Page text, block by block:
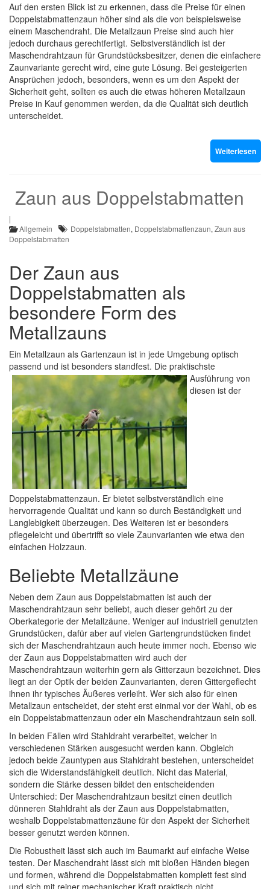
Auf den ersten Blick ist zu erkennen, dass die Preise für einen
Doppelstabmattenzaun höher sind als die von beispielsweise
einem Maschendraht. Die Metallzaun Preise sind auch hier
jedoch durchaus gerechtfertigt. Selbstverständlich ist der
Maschendrahtzaun für Grundstücksbesitzer, denen die einfachere
Zaunvariante gerecht wird, eine gute Lösung. Bei gesteigerten
Ansprüchen jedoch, besonders, wenn es um den Aspekt der
Sicherheit geht, sollten es auch die etwas höheren Metallzaun
Preise in Kauf genommen werden, da die Qualität sich deutlich
unterscheidet.
Weiterlesen
Zaun aus Doppelstabmatten
|
Allgemein
Doppelstabmatten, Doppelstabmattenzaun, Zaun aus
Doppelstabmatten
Der Zaun aus
Doppelstabmatten als
besondere Form des
Metallzauns
Ein Metallzaun als Gartenzaun ist in jede Umgebung optisch
passend und ist besonders standfest. Die praktischste
Ausführung von
diesen ist der
Doppelstabmattenzaun. Er bietet selbstverständlich eine
hervorragende Qualität und kann so durch Beständigkeit und
Langlebigkeit überzeugen. Des Weiteren ist er besonders
pflegeleicht und übertrifft so viele Zaunvarianten wie etwa den
einfachen Holzzaun.
Beliebte Metallzäune
Neben dem Zaun aus Doppelstabmatten ist auch der
Maschendrahtzaun sehr beliebt, auch dieser gehört zu der
Oberkategorie der Metallzäune. Weniger auf industriell genutzten
Grundstücken, dafür aber auf vielen Gartengrundstücken findet
sich der Maschendrahtzaun auch heute immer noch. Ebenso wie
der Zaun aus Doppelstabmatten wird auch der
Maschendrahtzaun weiterhin gern als Gitterzaun bezeichnet. Dies
liegt an der Optik der beiden Zaunvarianten, deren Gittergeflecht
ihnen ihr typisches Äußeres verleiht. Wer sich also für einen
Metallzaun entscheidet, der steht erst einmal vor der Wahl, ob es
ein Doppelstabmattenzaun oder ein Maschendrahtzaun sein soll.
In beiden Fällen wird Stahldraht verarbeitet, welcher in
verschiedenen Stärken ausgesucht werden kann. Obgleich
jedoch beide Zauntypen aus Stahldraht bestehen, unterscheidet
sich die Widerstandsfähigkeit deutlich. Nicht das Material,
sondern die Stärke dessen bildet den entscheidenden
Unterschied: Der Maschendrahtzaun besitzt einen deutlich
dünneren Stahldraht als der Zaun aus Doppelstabmatten,
weshalb Doppelstabmattenzäune für den Aspekt der Sicherheit
besser genutzt werden können.
Die Robustheit lässt sich auch im Baumarkt auf einfache Weise
testen. Der Maschendraht lässt sich mit bloßen Händen biegen
und formen, während die Doppelstabmatten komplett fest sind
und sich mit reiner mechanischer Kraft praktisch nicht